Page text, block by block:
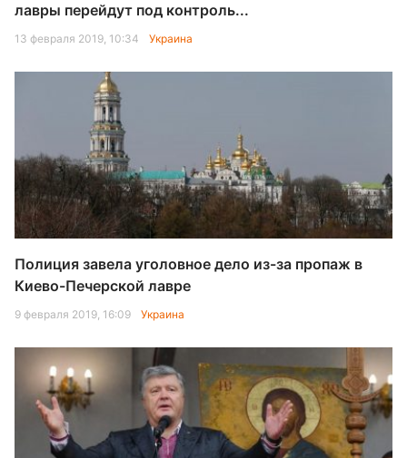
лавры перейдут под контроль...
13 февраля 2019, 10:34 Украина
Полиция завела уголовное дело из-за пропаж в
Киево-Печерской лавре
9 февраля 2019, 16:09 Украина